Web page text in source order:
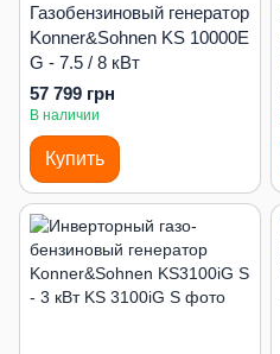
Газобензиновый генератор
Konner&Sohnen KS 10000E
G - 7.5 / 8 кВт
57 799 грн
В наличии
Купить